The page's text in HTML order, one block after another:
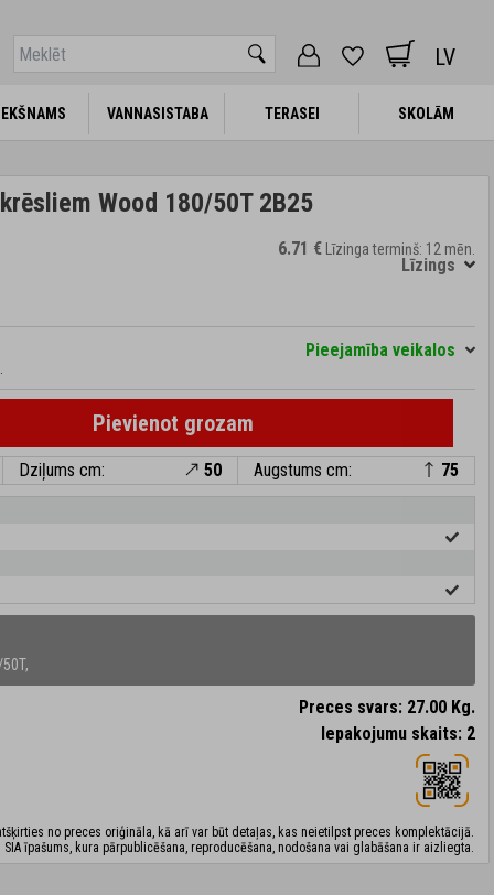
LV
VANNASISTABA TERASEI SKOLĀM
VANNASISTABA TERASEI SKOLĀM
Wood 180/50T 2B25
6.71 € Līzinga termiņš: 12 mēn.
Līzings
Pieejamība veikalos
Pievienot grozam
Dziļums cm: 50 Augstums cm: 75
Preces svars: 27.00 Kg.
Iepakojumu skaits: 2
no preces oriģināla, kā arī var būt detaļas, kas neietilpst preces komplektācijā.
īpašums, kura pārpublicēšana, reproducēšana, nodošana vai glabāšana ir aizliegta.